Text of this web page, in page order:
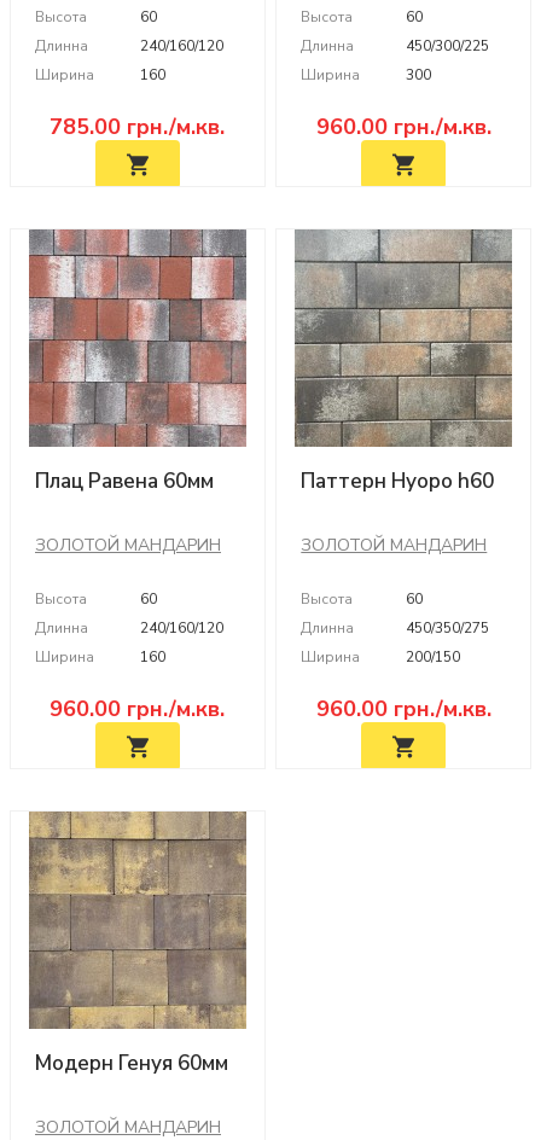
Высота
60
Длинна
240/160/120
Ширина
160
785.00 грн./м.кв.
Высота
60
Длинна
450/300/225
Ширина
300
960.00грн./м.кв.
Плац Равена 60мм
ЗОЛОТОЙ МАНДАРИН
Высота
60
Длинна
240/160/120
Ширина
160
960.00 грн./м.кв.
Паттерн Нуоро h60
ЗОЛОТОЙ МАНДАРИН
Высота
60
Длинна
450/350/275
Ширина
200/150
960.00грн./м.кв.
Модерн Генуя 60мм
ЗОЛОТОЙ МАНДАРИН